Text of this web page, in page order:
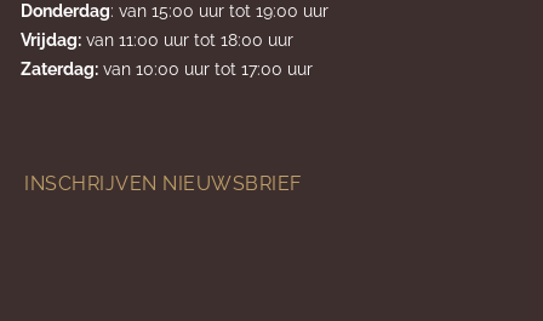
Donderdag: van 15:00 uur tot 19:00 uur
Vrijdag: van 11:00 uur tot 18:00 uur
Zaterdag: van 10:00 uur tot 17:00 uur
INSCHRIJVEN NIEUWSBRIEF